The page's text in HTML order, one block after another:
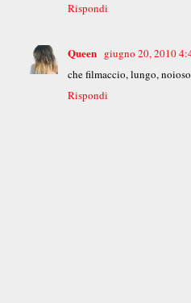
Rispondi
Queen giugno 20, 2010
che filmaccio, lungo,
Rispondi